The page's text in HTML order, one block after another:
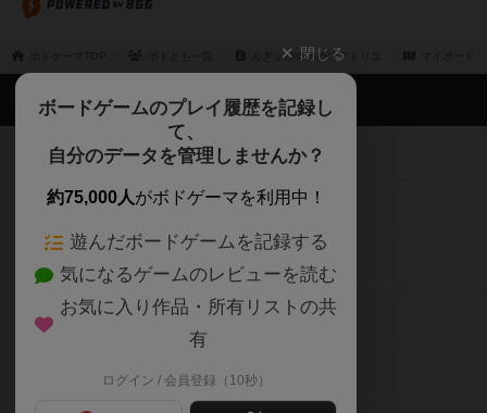
んぎょ@めめめのアトリエ
閉じる
ボードゲームのプレイ履歴を記録し
て、
自分のデータを管理しませんか？
約75,000人がボドゲーマを利用中！
遊んだボードゲームを記録する
気になるゲームのレビューを読む
お気に入り作品・所有リストの共
有
ログイン / 会員登録（10秒）
ボドゲーマTOP
ボードゲームを検索する
ボードゲームの新着レビュー
ボードゲーム会情報
メカニクス特集
掲示板・トピックス